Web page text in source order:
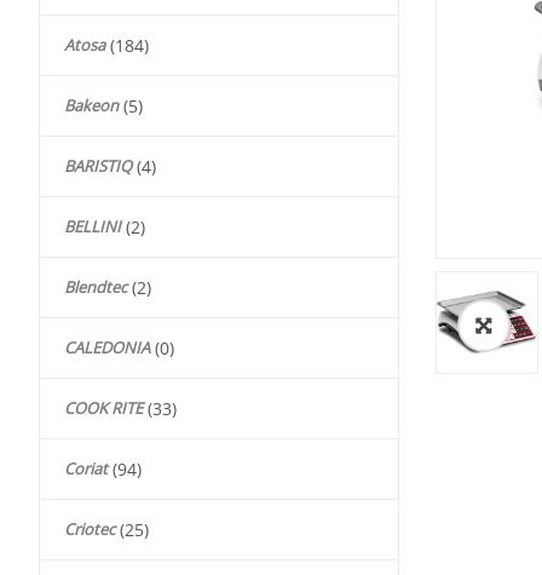
Atosa (184)
Bakeon (5)
BARISTIQ (4)
BELLINI (2)
Blendtec (2)
CALEDONIA (0)
COOK RITE (33)
Coriat (94)
Criotec (25)
🔍